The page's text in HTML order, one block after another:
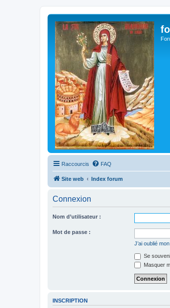
Raccourcis FAQ
Site web Index forum
Connexion
Nom d’utilisateur :
Mot de passe :
J’ai oublié
Se
Masquer
INSCRIPTION